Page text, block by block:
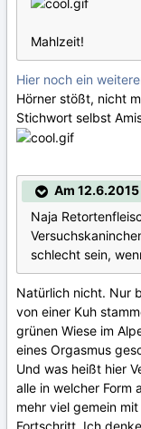
Mahlzeit!
Hier noch ein
Hörner stößt, nicht
Stichwort selbst
Am
Naja
schlecht sein,
Natürlich nicht. Nur
von einer Kuh
grünen Wiese im
eines Orgasmus
Und was heißt hier
alle in welcher Form
mehr viel gemein